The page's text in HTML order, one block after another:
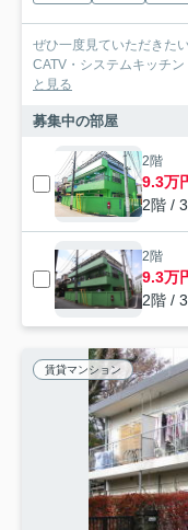
ぜひ一度見ていただきた
CATV・システムキッチ
と見る
募集中の部屋
2階
9.3万
2階 /
2階
9.3万
2階 /
賃貸マンション